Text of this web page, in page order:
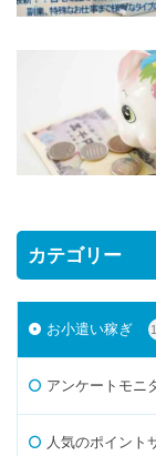
カテゴリー
お小遣い稼ぎ
アンケートモニ
人気のポイント